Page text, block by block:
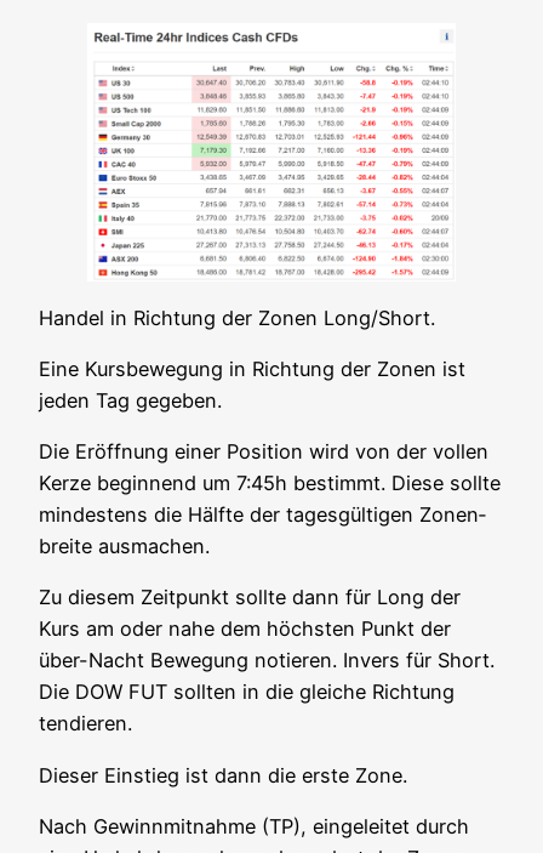
Han­del in Rich­tung der Zonen Long/Short.
Eine Kurs­be­we­gung in Rich­tung der Zonen ist
jeden Tag gegeben.
Die Eröff­nung einer Posi­ti­on wird von der vol­len
Ker­ze begin­nend um 7:45h bestimmt. Die­se soll­te
min­des­tens die Hälf­te der tages­gül­ti­gen Zonen­
brei­te ausmachen.
Zu die­sem Zeit­punkt soll­te dann für Long der
Kurs am oder nahe dem höchs­ten Punkt der
über-Nacht Bewe­gung notie­ren. Invers für Short.
Die DOW FUT soll­ten in die glei­che Rich­tung
tendieren.
Die­ser Ein­stieg ist dann die ers­te Zone.
Nach Gewinn­mit­nah­me (TP), ein­ge­lei­tet durch